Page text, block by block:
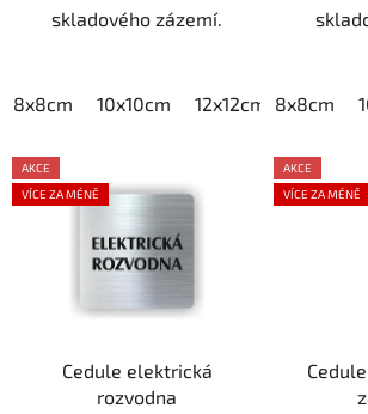
skladového zázemí.
8x8cm 10x10cm 12x12cm 15x15cm
8x8cm
AKCE
VÍCE ZA MÉNĚ
Cedule elektrická
rozvodna
AKCE
VÍCE ZA MÉNĚ